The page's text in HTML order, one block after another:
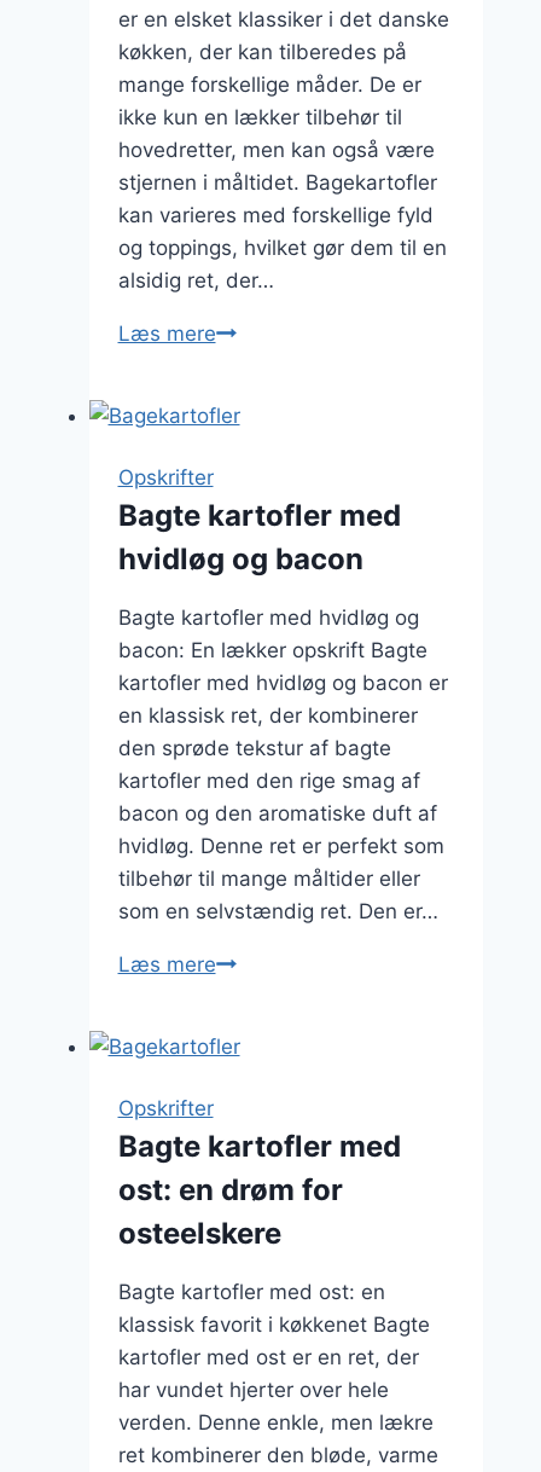
er en elsket klassiker i det danske
køkken, der kan tilberedes på
mange forskellige måder. De er
ikke kun en lækker tilbehør til
hovedretter, men kan også være
stjernen i måltidet. Bagekartofler
kan varieres med forskellige fyld
og toppings, hvilket gør dem til en
alsidig ret, der…
Læs mereBagekartofler
og
Opskrifter
Bagte kartofler med
hvidløg og bacon
Bagte kartofler med hvidløg og
bacon: En lækker opskrift Bagte
kartofler med hvidløg og bacon er
en klassisk ret, der kombinerer
den sprøde tekstur af bagte
kartofler med den rige smag af
bacon og den aromatiske duft af
hvidløg. Denne ret er perfekt som
tilbehør til mange måltider eller
som en selvstændig ret. Den er…
Læs mereBagte
hvidløg
Opskrifter
Bagte kartofler med
ost: en drøm for
osteelskere
Bagte kartofler med ost: en
klassisk favorit i køkkenet Bagte
kartofler med ost er en ret, der
har vundet hjerter over hele
verden. Denne enkle, men lækre
ret kombinerer den bløde, varme